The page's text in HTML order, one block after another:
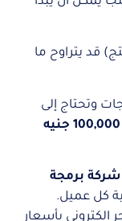
الحجم (من 100 إلى 500 منتج) قد يتراوح ما
وتحتاج إلى
100,000 جنيه
برمجة
كل عميل.
بأسعار